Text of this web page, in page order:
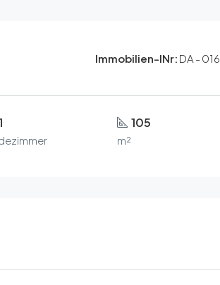
Immobilien-INr: DA - 016
105
m²